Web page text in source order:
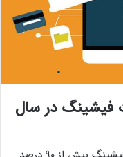
فیشینگ در سال